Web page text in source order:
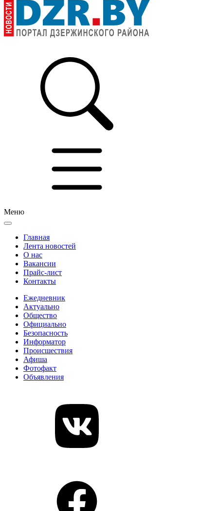
Меню
Главная
Лента новостей
О нас
Вакансии
Прайс-лист
Контакты
Ежедневник
Актуально
Общество
Официально
Безопасность
Информатор
Происшествия
Афиша
Фотофакт
Объявления